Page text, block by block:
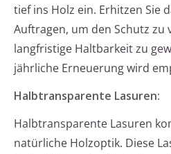
tief ins Holz ein. Erhitzen Sie
Auftragen, um den Schutz zu
langfristige Haltbarkeit zu
jährliche Erneuerung wird
Halbtransparente Lasuren:
Halbtransparente Lasuren
natürliche Holzoptik. Diese